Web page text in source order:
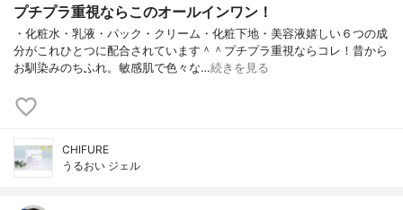
プチプラ重視ならこのオールインワン！
・化粧水・乳液・パック・クリーム・化粧下地・美容液嬉しい６つの成
分がこれひとつに配合されています＾＾プチプラ重視ならコレ！昔から
お馴染みのちふれ。敏感肌で色々な…続きを見る
CHIFURE
うるおい ジェル